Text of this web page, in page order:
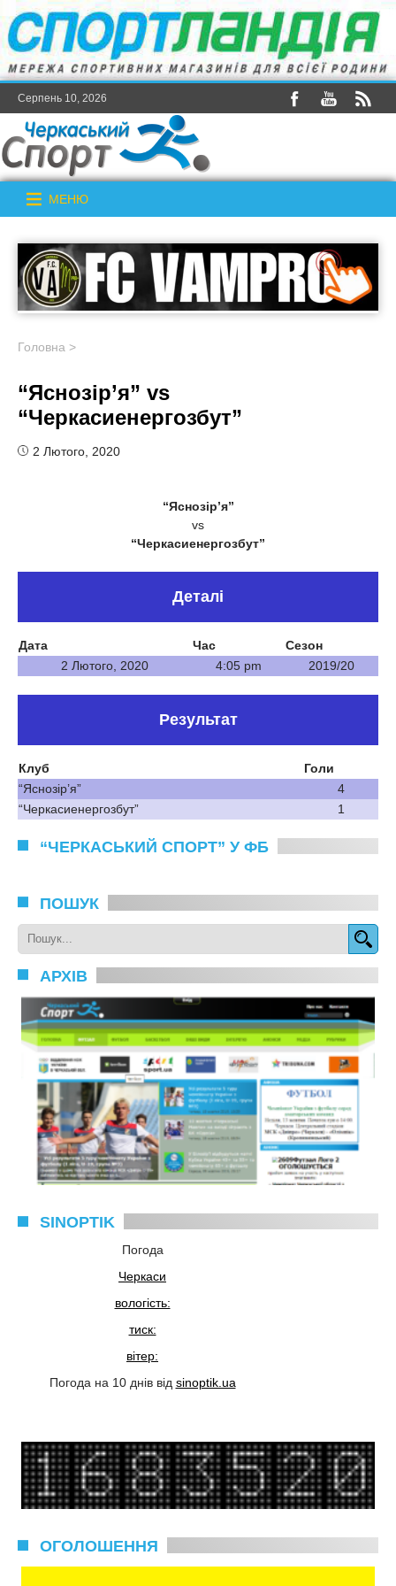
Серпень 10, 2026
МЕНЮ
Головна >
“Яснозір’я” vs
“Черкасиенергозбут”
2 Лютого, 2020
“Яснозір’я”
vs
“Черкасиенергозбут”
Деталі
Дата Час
Сезон
2 Лютого, 2020
4:05 pm 2019/20
Результат
Клуб
Голи
“Яснозір’я”
4
“Черкасиенергозбут”
1
“ЧЕРКАСЬКИЙ СПОРТ” У ФБ
ПОШУК
АРХІВ
SINOPTIK
Погода
Черкаси
вологість:
тиск:
вітер:
Погода на 10 днів від sinoptik.ua
ОГОЛОШЕННЯ